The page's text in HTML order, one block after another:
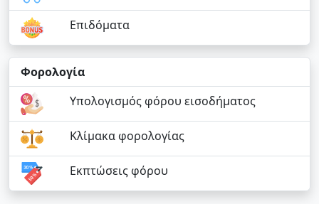
Επιδόματα
Φορολογία
Υπολογισμός φόρου εισοδήματος
Κλίμακα φορολογίας
Εκπτώσεις φόρου